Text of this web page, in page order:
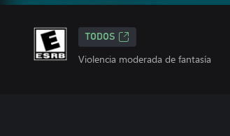
TODOS
Violencia moderada de fantasía